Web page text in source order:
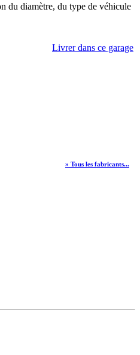
du diamètre, du type de véhicule
Livrer dans ce garage
» Tous les fabricants...